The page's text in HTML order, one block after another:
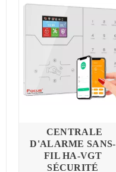
CENTRALE
D'ALARME SANS-
FIL HA-VGT
SÉCURITÉ